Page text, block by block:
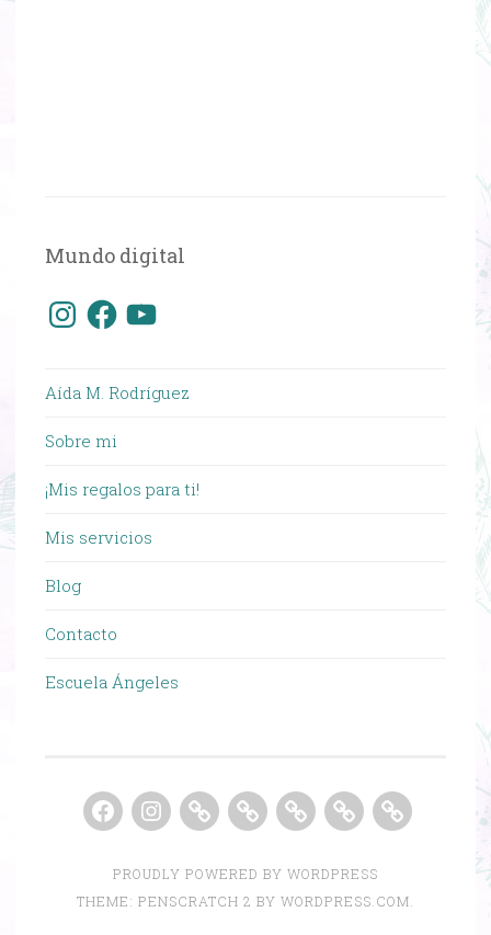
Mundo digital
InstagramFacebookYouTube
Aída M. Rodríguez
Sobre mi
¡Mis regalos para ti!
Mis servicios
Blog
Contacto
Escuela Ángeles
Facebook
Instagram
MASTERCLASS
GRATUITA
VIVO
GRACIAS
MASTERCLASS
MENTORING
GRUPAL
REPLAY
EN
VIVO
ONLINE
PROUDLY POWERED BY WORDPRESS
THEME: PENSCRATCH 2 BY WORDPRESS.COM